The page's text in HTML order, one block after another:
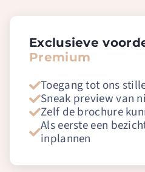
Exclusieve
Premium
Toegang tot ons
Sneak preview van
Zelf de brochure
Als eerste een
inplannen